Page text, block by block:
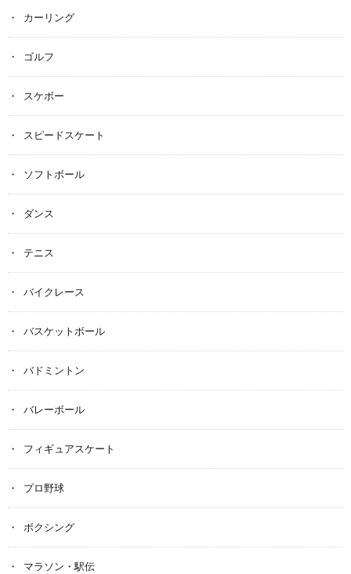
カーリング
ゴルフ
スケボー
スピードスケート
ソフトボール
ダンス
テニス
バイクレース
バスケットボール
バドミントン
バレーボール
フィギュアスケート
プロ野球
ボクシング
マラソン・駅伝